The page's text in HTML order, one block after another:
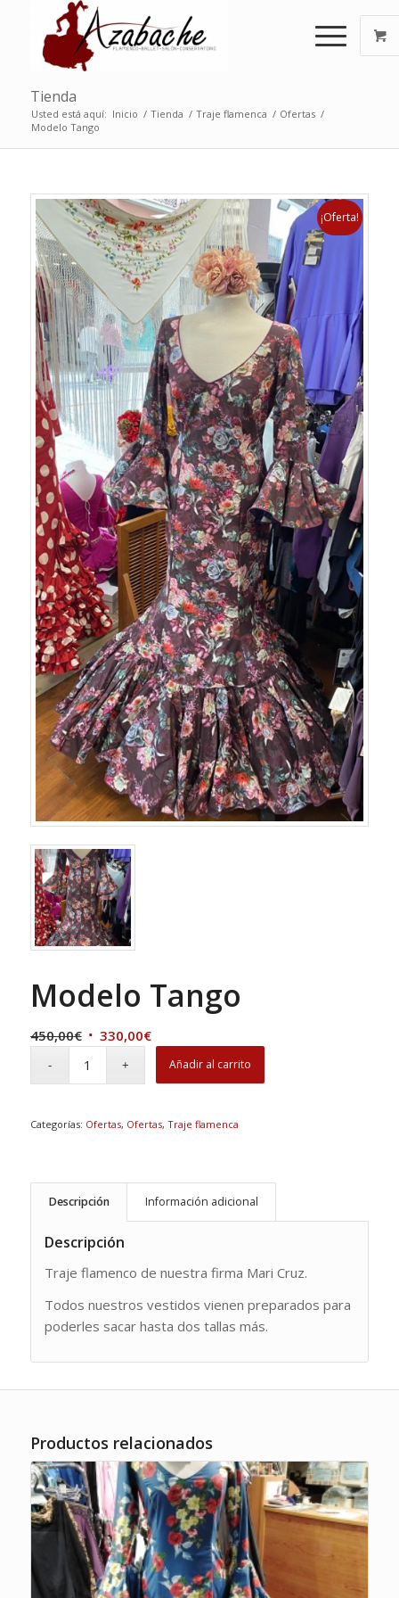
Tienda
Usted está aquí: Inicio / Tienda / Traje flamenca / Ofertas /
Modelo Tango
¡Oferta!
Modelo Tango
450,00€ El
450,00€.
330,00€El
330,00€.
Añadir al carrito
Categorías: Ofertas, Ofertas, Traje flamenca
Descripción Información adicional
Descripción
Traje flamenco de nuestra firma Mari Cruz.
Todos nuestros vestidos vienen preparados para
poderles sacar hasta dos tallas más.
Productos relacionados